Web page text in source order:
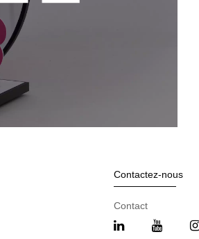
Contactez-nous
Contact